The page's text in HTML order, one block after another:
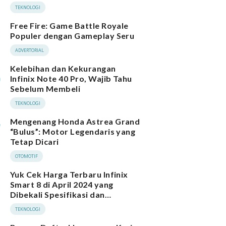
TEKNOLOGI
Free Fire: Game Battle Royale
Populer dengan Gameplay Seru
ADVERTORIAL
Kelebihan dan Kekurangan
Infinix Note 40 Pro, Wajib Tahu
Sebelum Membeli
TEKNOLOGI
Mengenang Honda Astrea Grand
“Bulus”: Motor Legendaris yang
Tetap Dicari
OTOMOTIF
Yuk Cek Harga Terbaru Infinix
Smart 8 di April 2024 yang
Dibekali Spesifikasi dan
Performa Menarik
TEKNOLOGI